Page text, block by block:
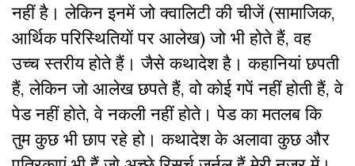
नहीं है। लेकिन इनमें जो क्वालिटी की चीजें (सामाजिक,
आर्थिक परिस्थितियों पर आलेख) जो भी होते हैं, वह
उच्च स्तरीय होते हैं। जैसे कथादेश है। कहानियां छपती
हैं, लेकिन जो आलेख छपते हैं, वो कोई गपें नहीं होती हैं, वे
पेड नहीं होते, वे नकली नहीं होते। पेड का मतलब कि
तुम कुछ भी छाप रहे हो। कथादेश के अलावा कुछ और